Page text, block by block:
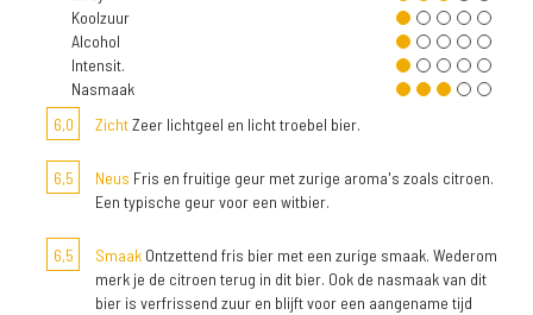
Koolzuur
Alcohol
Intensit.
Nasmaak
6,0
ZichtZeer lichtgeel en licht troebel bier.
6,5 Neus Fris en fruitige geur met zurige aroma's zoals citroen.
Een typische geur voor een witbier.
6,5 Smaak Ontzettend fris bier met een zurige smaak. Wederom
merk je de citroen terug in dit bier. Ook de nasmaak van dit
bier is verfrissend zuur en blijft voor een aangename tijd